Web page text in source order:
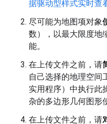
据驱动型样式实时查
尽可能为地图项对象
数），以最大限度地
能。
在上传文件之前，请
自己选择的地理空间
实用程序）中执行此
杂的多边形几何图形
在上传文件之前，请